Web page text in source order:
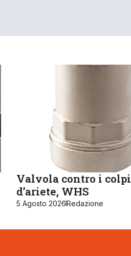
Valvola contro i colpi
d’ariete, WHS
5 Agosto 2026Redazione